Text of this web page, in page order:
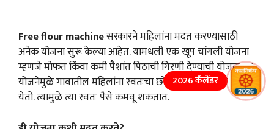
Free flour machineसरकारने महिलांना मदत करण्यासाठी
अनेक योजना सुरू केल्या आहेत. यामधली एक खूप चांगली योजना
म्हणजे मोफत किंवा कमी पैशांत पिठाची गिरणी देण्याची योजना. या
योजनेमुळे गावातील महिलांना स्वतःचा छोटा व्यवसाय सुरू करता
येतो. त्यामुळे त्या स्वतः पैसे कमवू शकतात.
2026 कॅलेंडर